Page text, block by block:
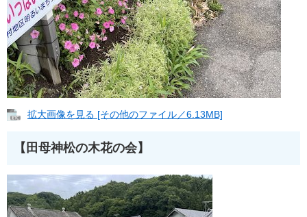
拡大画像を見る [その他のファイル／6.13MB]
【田母神松の木花の会】